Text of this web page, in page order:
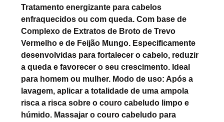
Tratamento energizante para cabelos
enfraquecidos ou com queda. Com base de
Complexo de Extratos de Broto de Trevo
Vermelho e de Feijão Mungo. Especificamente
desenvolvidas para fortalecer o cabelo, reduzir
a queda e favorecer o seu crescimento. Ideal
para homem ou mulher. Modo de uso: Após a
lavagem, aplicar a totalidade de uma ampola
risca a risca sobre o couro cabeludo limpo e
húmido. Massajar o couro cabeludo para